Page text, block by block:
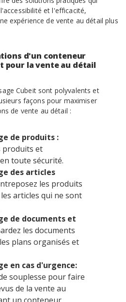
et l'efficacité,
expérience de vente au détail plus
d'un conteneur
pour la vente au détail
Cubeit sont polyvalents et
façons pour maximiser
de vente au détail :
de produits :
produits et
toute sécurité.
des articles
les produits
articles qui ne sont
de documents et
les documents
plans organisés et
en cas d'urgence:
souplesse pour faire
de la vente au